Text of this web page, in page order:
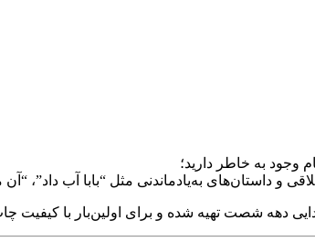
و داستان‌های به‌یادماندنی مثل “بابا آب داد”،
دهه شصت تهیه شده و برای اولین‌بار با